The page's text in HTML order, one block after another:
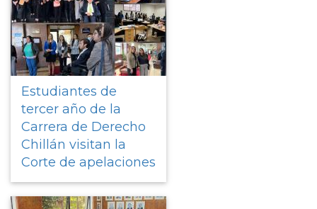
Estudiantes de
tercer año de la
Carrera de Derecho
Chillán visitan la
Corte de apelaciones